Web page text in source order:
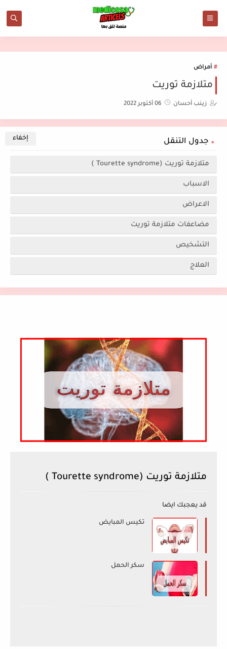
أمراض
متلازمة توريت
زينب أحسان 06 أكتوبر 2022
جدول التنقل
متلازمة توريت (Tourette syndrome )
الاسباب
الاعراض
مضاعفات متلازمة توريت
التشخيص
العلاج
متلازمة توريت (Tourette syndrome )
قد يعجبك ايضا
تكيس المبايض
سكر الحمل